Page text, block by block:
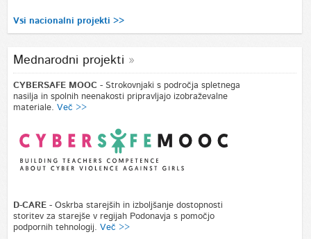
Vsi nacionalni projekti >>
Mednarodni projekti
CYBERSAFE MOOC - Strokovnjaki s področja spletnega
nasilja in spolnih neenakosti pripravljajo izobraževalne
materiale. Več >>
D-CARE- Oskrba starejših in izboljšanje dostopnosti
storitev za starejše v regijah Podonavja s pomočjo
podpornih tehnologij. Več >>